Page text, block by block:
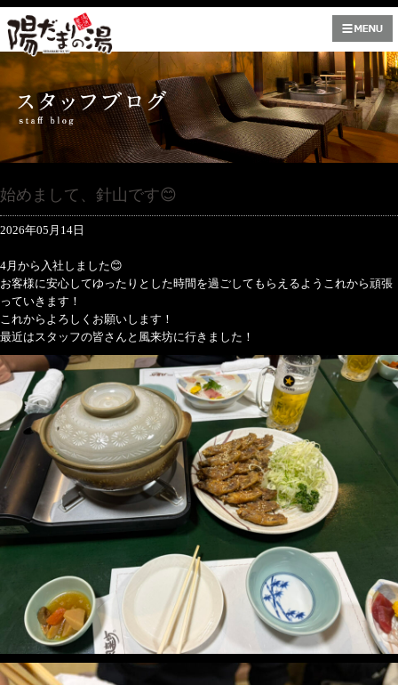
始めまして、針山です😊
2026年05月14日
4月から入社しました😊
お客様に安心してゆったりとした時間を過ごしてもらえるようこれから頑張
っていきます！
これからよろしくお願いします！
最近はスタッフの皆さんと風来坊に行きました！